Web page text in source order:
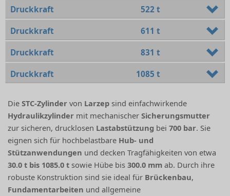
Druckkraft 522 t
Druckkraft 611 t
Druckkraft 831 t
Druckkraft 1085 t
DieSTC-Zylinder von Larzep sind einfachwirkende
Hydraulikzylinder mit mechanischerSicherungsmutter
zur sicheren, drucklosen Lastabstützung bei700 bar. Sie
eignen sich für hochbelastbare Hub- und
Stützanwendungen und decken Tragfähigkeiten von etwa
30.0 t bis 1085.0 t sowie Hübe bis300.0 mm ab. Durch ihre
robuste Konstruktion sind sie ideal für Brückenbau,
Fundamentarbeiten und allgemeine